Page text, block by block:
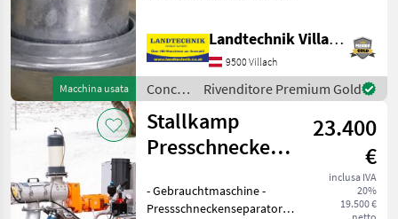
Macchina usata
disponibile. Per ulteriori
domande, il nostro esperto
di ricambi è a
Landtechnik Villach GmbH
9500 Villach
Concimazione
e
irrigazione
/
Joskin
Rivenditore Premium Gold
Stallkamp
Presschneckenseparator
23.400
€
inclusa IVA
20%
19.500 €
- Gebrauchtmaschine -
Pressschneckenseparator